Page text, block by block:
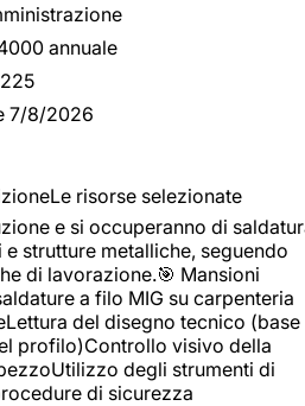
annuale
7/8/2026
risorse selezionate
e si occuperanno di
strutture metalliche, seguendo
di lavorazione.🎯 Mansioni
a filo MIG su carpenteria
del disegno tecnico (base
profilo)Controllo visivo della
degli strumenti di
di sicurezza